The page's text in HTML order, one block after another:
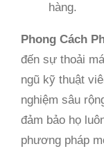
hàng.
Phong Cách
đến sự thoải
ngũ kỹ thuật
nghiệm sâu
đảm bảo họ
phương pháp